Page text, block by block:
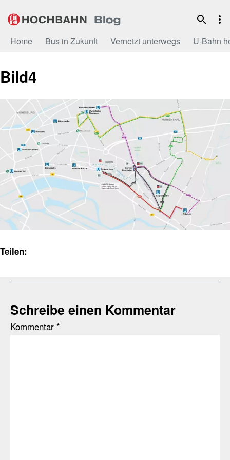
Inhalt
Home Bus in Zukunft Vernetzt unterwegs U-Bahn
Bild4
Teilen:
Schreibe einen Kommentar
Kommentar *